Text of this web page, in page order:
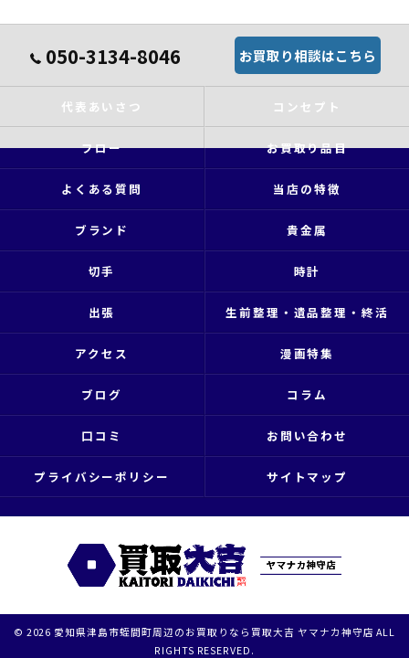
050-3134-8046 お買取り相談はこちら
代表あいさつ コンセプト
フロー お買取り品目
よくある質問 当店の特徴
ブランド 貴金属
切手 時計
出張 生前整理・遺品整理・終活
アクセス 漫画特集
ブログ コラム
口コミ お問い合わせ
プライバシーポリシー サイトマップ
© 2026 愛知県津島市蛭間町周辺のお買取りなら買取大吉 ヤマナカ神守店 ALL
RIGHTS RESERVED.